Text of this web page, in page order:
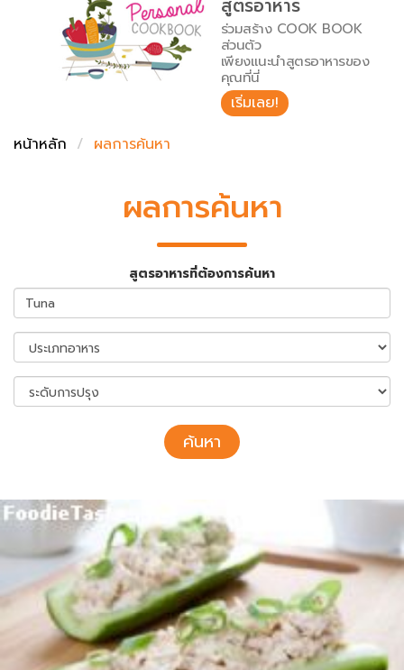
เปรียบเทียบอุณหภูมิ
เปรียบเทียบน้ำหนักวัตถุดิบ
สร้าง Cookbook
สูตรอาหาร
ร่วมสร้าง COOK BOOK
ส่วนตัว
เพียงแนะนำสูตรอาหารของ
คุณที่นี่
เริ่มเลย!
หน้าหลัก
ผลการค้นหา
ผลการค้นหา
สูตรอาหารที่ต้องการค้นหา
ค้นหา